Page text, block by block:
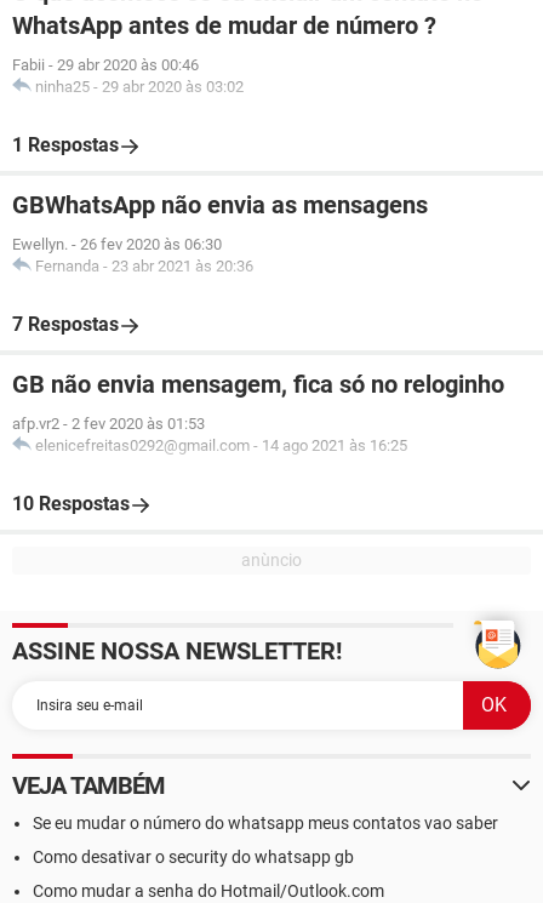
WhatsApp antes de mudar de número ?
Fabii - 29 abr 2020 às 00:46
ninha25 - 29 abr 2020 às 03:02
1 Respostas
GBWhatsApp não envia as mensagens
Ewellyn. - 26 fev 2020 às 06:30
Fernanda - 23 abr 2021 às 20:36
7 Respostas
GB não envia mensagem, fica só no reloginho
afp.vr2 - 2 fev 2020 às 01:53
elenicefreitas0292@gmail.com - 14 ago 2021 às 16:25
10 Respostas
ASSINE NOSSA NEWSLETTER!
VEJA TAMBÉM
Se eu mudar o número do whatsapp meus contatos vao saber
Como desativar o security do whatsapp gb
Como mudar a senha do Hotmail/Outlook.com